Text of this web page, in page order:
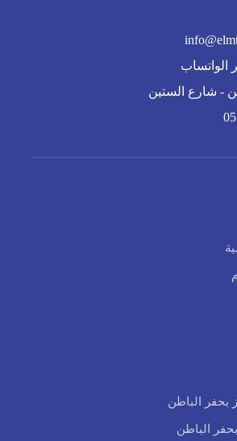
الواتساب
- شارع الستين
بحفر الباطن
الباطن